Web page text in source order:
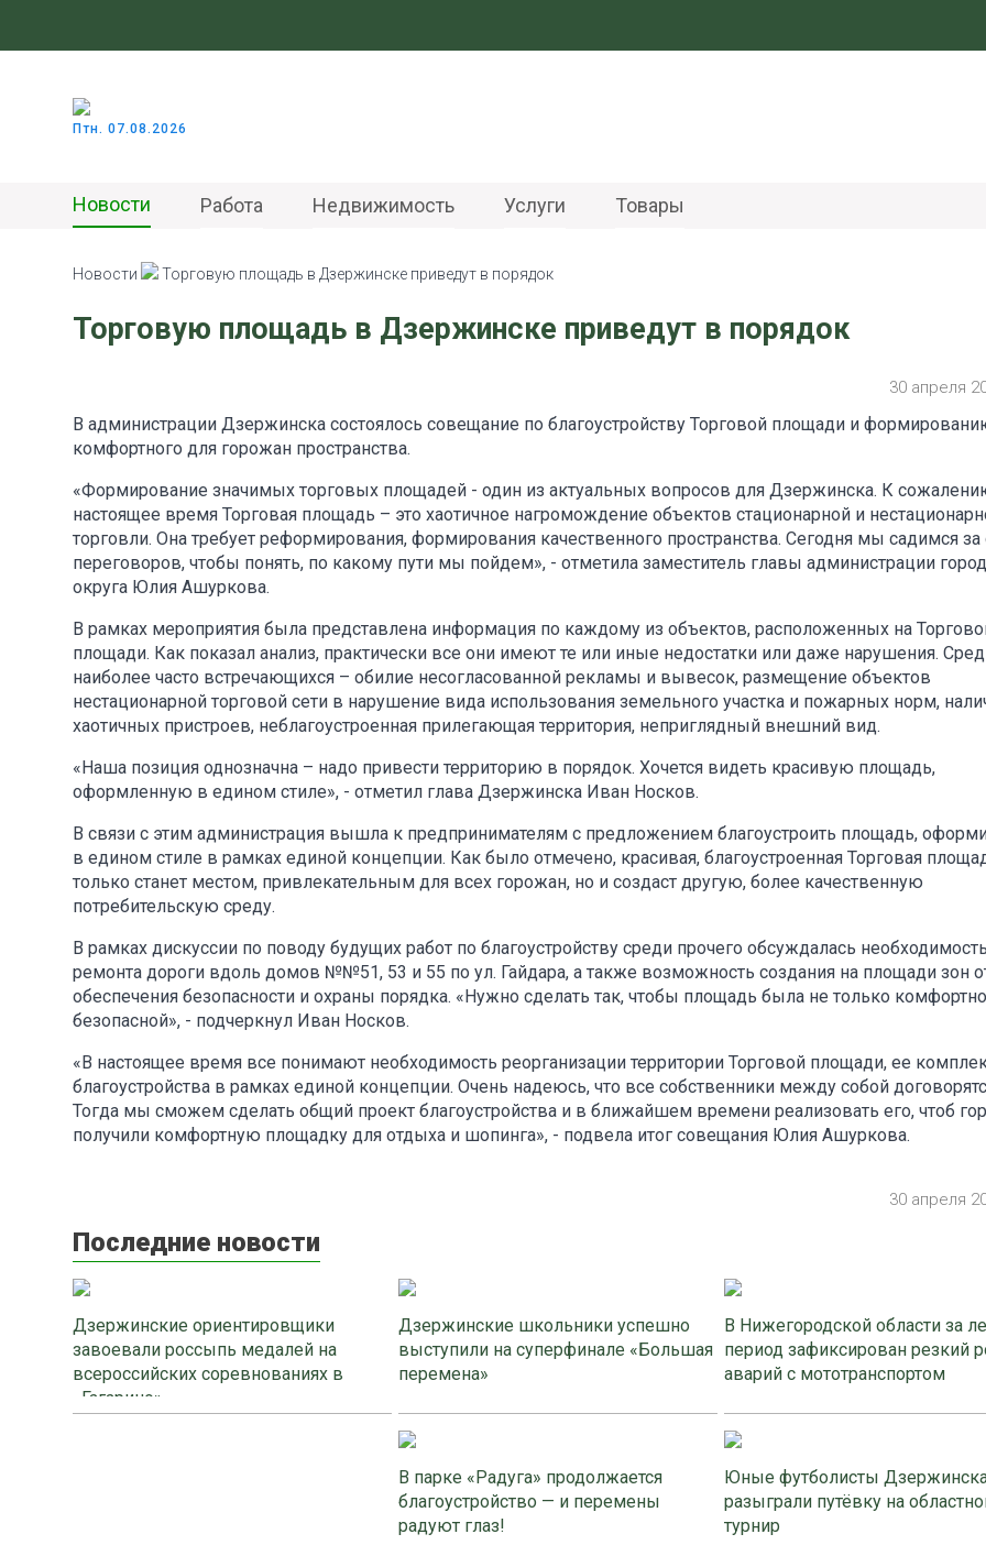
Птн. 07.08.2026
Новости Работа Недвижимость Услуги Товары
Новости Торговую площадь в Дзержинске приведут в порядок
Торговую площадь в Дзержинске приведут в порядок
30 апреля
В администрации Дзержинска состоялось совещание по благоустройству Торговой площади и
комфортного для горожан пространства.
«Формирование значимых торговых площадей - один из актуальных вопросов для Дзержинска. К
настоящее время Торговая площадь – это хаотичное нагромождение объектов стационарной и
торговли. Она требует реформирования, формирования качественного пространства. Сегодня мы садимся за
переговоров, чтобы понять, по какому пути мы пойдем», - отметила заместитель главы администрации
округа Юлия Ашуркова.
В рамках мероприятия была представлена информация по каждому из объектов, расположенных на
площади. Как показал анализ, практически все они имеют те или иные недостатки или даже нарушения.
наиболее часто встречающихся – обилие несогласованной рекламы и вывесок, размещение объектов
нестационарной торговой сети в нарушение вида использования земельного участка и пожарных норм,
хаотичных пристроев, неблагоустроенная прилегающая территория, неприглядный внешний вид.
«Наша позиция однозначна – надо привести территорию в порядок. Хочется видеть красивую площадь,
оформленную в едином стиле», - отметил глава Дзержинска Иван Носков.
В связи с этим администрация вышла к предпринимателям с предложением благоустроить площадь,
в едином стиле в рамках единой концепции. Как было отмечено, красивая, благоустроенная Торговая
только станет местом, привлекательным для всех горожан, но и создаст другую, более качественную
потребительскую среду.
В рамках дискуссии по поводу будущих работ по благоустройству среди прочего обсуждалась
ремонта дороги вдоль домов №№51, 53 и 55 по ул. Гайдара, а также возможность создания на площади зон
обеспечения безопасности и охраны порядка. «Нужно сделать так, чтобы площадь была не только
безопасной», - подчеркнул Иван Носков.
«В настоящее время все понимают необходимость реорганизации территории Торговой площади, ее
благоустройства в рамках единой концепции. Очень надеюсь, что все собственники между собой
Тогда мы сможем сделать общий проект благоустройства и в ближайшем времени реализовать его, чтоб
получили комфортную площадку для отдыха и шопинга», - подвела итог совещания Юлия Ашуркова.
30 апреля
Последние новости
Дзержинские ориентировщики
завоевали россыпь медалей на
всероссийских соревнованиях в
«Гагарино»
Дзержинские школьники успешно
выступили на суперфинале «Большая
перемена»
В Нижегородской области за
период зафиксирован резкий
аварий с мототранспортом
В парке «Радуга» продолжается
благоустройство — и перемены
радуют глаз!
Юные футболисты
разыграли путёвку на
турнир